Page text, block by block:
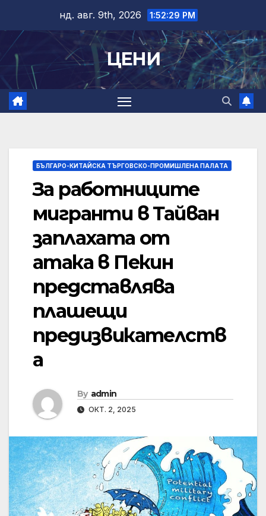
content
нд. авг. 9th, 2026 1:52:29 PM
ЦЕНИ
БЪЛГАРО-КИТАЙСКА ТЪРГОВСКО-ПРОМИШЛЕНА ПАЛAТА
За работниците
мигранти в Тайван
заплахата от
атака в Пекин
представлява
плашещи
предизвикателств
а
By admin
ОКТ. 2, 2025